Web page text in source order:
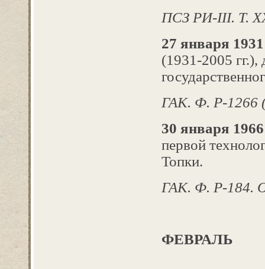
ПСЗ РИ-III. Т.
27 января
(1931-2005 гг.),
ГАК. Ф. Р-1266
30 января 1966
первой
Топки.
ГАК. Ф. Р-184.
ФЕВРАЛЬ